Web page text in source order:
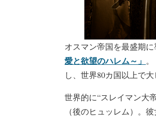
オスマン帝国を最盛期
愛と欲望のハレム～」
し、世界80カ国以上で
世界的に“スレイマン大
（後のヒュッレム）。